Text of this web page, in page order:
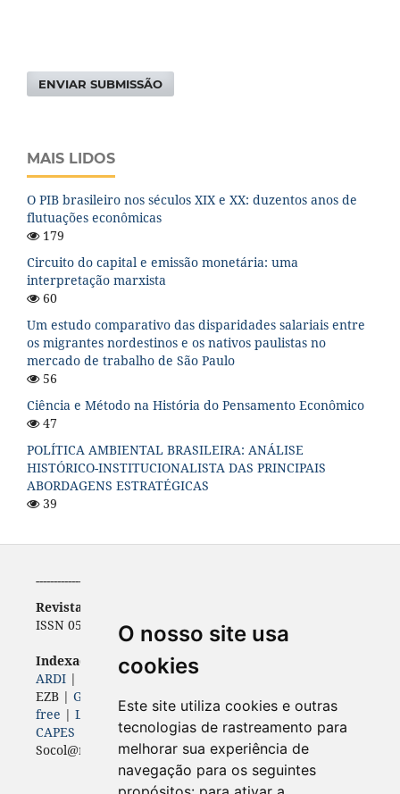
O nosso site usa
cookies
Este site utiliza cookies e outras
tecnologias de rastreamento para
melhorar sua experiência de
navegação para os seguintes
ENVIAR SUBMISSÃO
MAIS LIDOS
O PIB brasileiro nos séculos XIX e XX: duzentos anos de
flutuações econômicas
179
Circuito do capital e emissão monetária: uma
interpretação marxista
60
Um estudo comparativo das disparidades salariais entre
os migrantes nordestinos e os nativos paulistas no
mercado de trabalho de São Paulo
56
Ciência e Método na História do Pensamento Econômico
47
POLÍTICA AMBIENTAL BRASILEIRA: ANÁLISE
HISTÓRICO-INSTITUCIONALISTA DAS PRINCIPAIS
ABORDAGENS ESTRATÉGICAS
39
-----------------------------------------------------------
Revista de Economia
ISSN 0556-5782 | e-ISSN 2316-9397
Indexadores (Bases, diretórios e portais)
ARDI| |Diadorim|Dimensions
EZB | Genamics
free | Latindex|LivRe |OAJI| Open Air |Periódicos
CAPES
ROAD|Sherpa Romeo|
Socol@r |
Sumários|World Wide Science